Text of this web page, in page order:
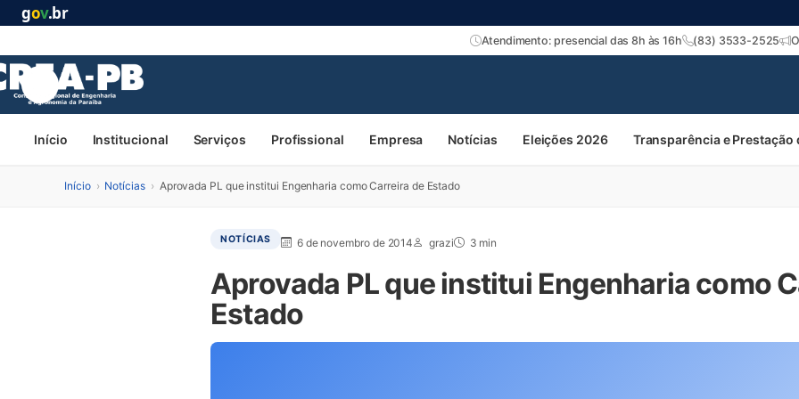
gov.br
Atendimento: presencial das 8h às 16h (83) 3533-2525
Início Institucional Serviços Profissional Empresa Notícias Eleições 2026 Transparência e Prestação
Início › Notícias › Aprovada PL que institui Engenharia como Carreira de Estado
NOTÍCIAS 6 de novembro de 2014 grazi 3 min
Aprovada PL que institui Engenharia como
Estado